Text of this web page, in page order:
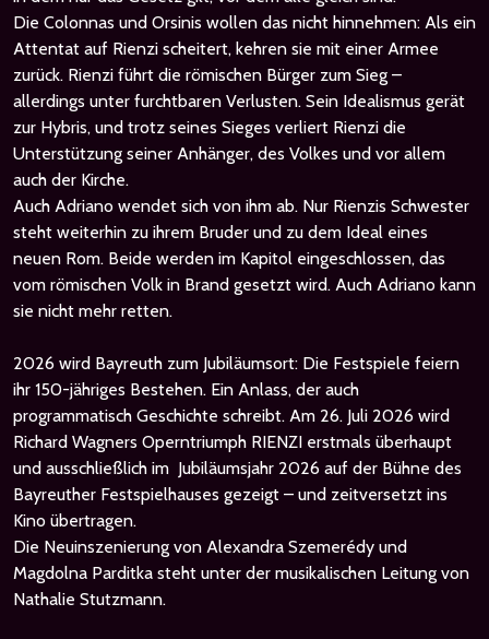
Die Colonnas und Orsinis wollen das nicht hinnehmen: Als ein
Attentat auf Rienzi scheitert, kehren sie mit einer Armee
zurück. Rienzi führt die römischen Bürger zum Sieg –
allerdings unter furchtbaren Verlusten. Sein Idealismus gerät
zur Hybris, und trotz seines Sieges verliert Rienzi die
Unterstützung seiner Anhänger, des Volkes und vor allem
auch der Kirche.
Auch Adriano wendet sich von ihm ab. Nur Rienzis Schwester
steht weiterhin zu ihrem Bruder und zu dem Ideal eines
neuen Rom. Beide werden im Kapitol eingeschlossen, das
vom römischen Volk in Brand gesetzt wird. Auch Adriano kann
sie nicht mehr retten.
2026 wird Bayreuth zum Jubiläumsort: Die Festspiele feiern
ihr 150-jähriges Bestehen. Ein Anlass, der auch
programmatisch Geschichte schreibt. Am 26. Juli 2026 wird
Richard Wagners Operntriumph RIENZI erstmals überhaupt
und ausschließlich im Jubiläumsjahr 2026 auf der Bühne des
Bayreuther Festspielhauses gezeigt – und zeitversetzt ins
Kino übertragen.
Die Neuinszenierung von Alexandra Szemerédy und
Magdolna Parditka steht unter der musikalischen Leitung von
Nathalie Stutzmann.